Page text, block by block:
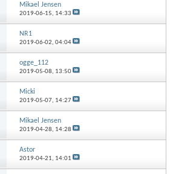
Mikael Jensen
2019-06-15, 14:33
NR1
2019-06-02, 04:04
ogge_112
2019-05-08, 13:50
Micki
2019-05-07, 14:27
Mikael Jensen
2019-04-28, 14:28
Astor
2019-04-21, 14:01